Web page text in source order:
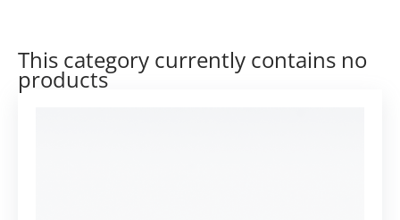
This category currently contains no
products